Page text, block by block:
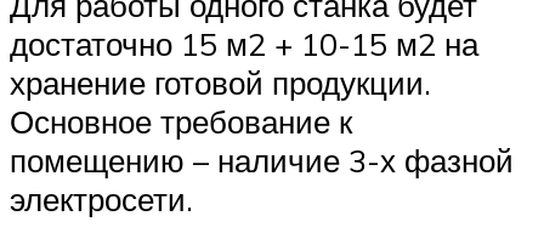
достаточно 15 м2 + 10-15 м2 на
хранение готовой продукции.
Основное требование к
помещению – наличие 3-х фазной
электросети.